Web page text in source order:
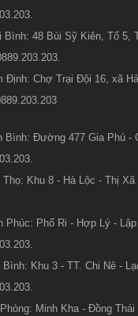
Bình: 48 Bùi Sỹ Kiên, Tổ 5,
Định: Chợ Trại Đội 16, xã
Bình: Đường 477 Gia Phú -
Thọ: Khu 8 - Hà Lộc - Thị
Phúc: Phố Ri - Hợp Lý -
Bình: Khu 3 - TT. Chi Nê -
Minh Kha - Đồng